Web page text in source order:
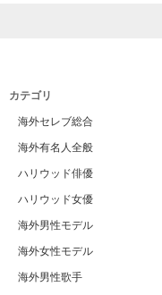
カテゴリ
海外セレブ総合
海外有名人全般
ハリウッド俳優
ハリウッド女優
海外男性モデル
海外女性モデル
海外男性歌手